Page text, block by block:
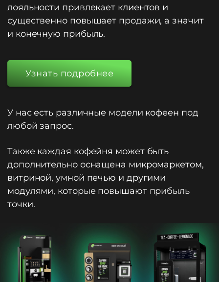
лояльности привлекает клиентов и
существенно повышает продажи, а значит
и конечную прибыль.
Узнать подробнее
У нас есть различные модели кофеен под
любой запрос.
Также каждая кофейня может быть
дополнительно оснащена микромаркетом,
витриной, умной печью и другими
модулями, которые повышают прибыль
точки.